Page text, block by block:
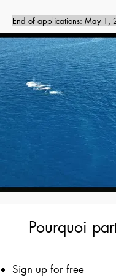
End of applications: May 1,
Pourquoi
Sign up for free